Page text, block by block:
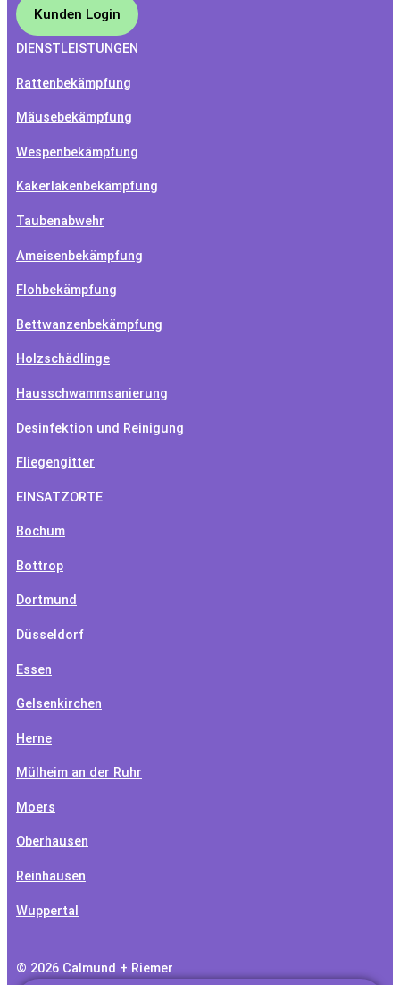
Kunden Login
DIENSTLEISTUNGEN
Rattenbekämpfung
Mäusebekämpfung
Wespenbekämpfung
Kakerlakenbekämpfung
Taubenabwehr
Ameisenbekämpfung
Flohbekämpfung
Bettwanzenbekämpfung
Holzschädlinge
Hausschwammsanierung
Desinfektion und Reinigung
Fliegengitter
EINSATZORTE
Bochum
Bottrop
Dortmund
Düsseldorf
Essen
Gelsenkirchen
Herne
Mülheim an der Ruhr
Moers
Oberhausen
Reinhausen
Wuppertal
© 2026 Calmund + Riemer